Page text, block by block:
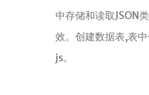
中存储和读取JSON
效。创建数据表,表
js。